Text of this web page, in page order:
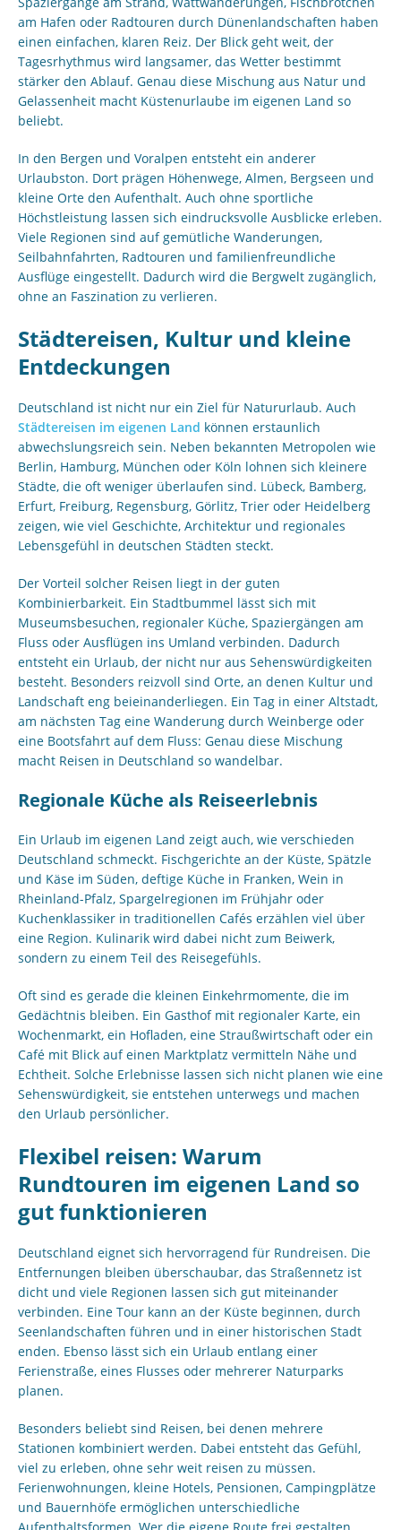
am Hafen oder Radtouren durch Dünenlandschaften haben
einen einfachen, klaren Reiz. Der Blick geht weit, der
Tagesrhythmus wird langsamer, das Wetter bestimmt
stärker den Ablauf. Genau diese Mischung aus Natur und
Gelassenheit macht Küstenurlaube im eigenen Land so
beliebt.
In den Bergen und Voralpen entsteht ein anderer
Urlaubston. Dort prägen Höhenwege, Almen, Bergseen und
kleine Orte den Aufenthalt. Auch ohne sportliche
Höchstleistung lassen sich eindrucksvolle Ausblicke erleben.
Viele Regionen sind auf gemütliche Wanderungen,
Seilbahnfahrten, Radtouren und familienfreundliche
Ausflüge eingestellt. Dadurch wird die Bergwelt zugänglich,
ohne an Faszination zu verlieren.
Städtereisen, Kultur und kleine
Entdeckungen
Deutschland ist nicht nur ein Ziel für Natururlaub. Auch
Städtereisen im eigenen Land können erstaunlich
abwechslungsreich sein. Neben bekannten Metropolen wie
Berlin, Hamburg, München oder Köln lohnen sich kleinere
Städte, die oft weniger überlaufen sind. Lübeck, Bamberg,
Erfurt, Freiburg, Regensburg, Görlitz, Trier oder Heidelberg
zeigen, wie viel Geschichte, Architektur und regionales
Lebensgefühl in deutschen Städten steckt.
Der Vorteil solcher Reisen liegt in der guten
Kombinierbarkeit. Ein Stadtbummel lässt sich mit
Museumsbesuchen, regionaler Küche, Spaziergängen am
Fluss oder Ausflügen ins Umland verbinden. Dadurch
entsteht ein Urlaub, der nicht nur aus Sehenswürdigkeiten
besteht. Besonders reizvoll sind Orte, an denen Kultur und
Landschaft eng beieinanderliegen. Ein Tag in einer Altstadt,
am nächsten Tag eine Wanderung durch Weinberge oder
eine Bootsfahrt auf dem Fluss: Genau diese Mischung
macht Reisen in Deutschland so wandelbar.
Regionale Küche als Reiseerlebnis
Ein Urlaub im eigenen Land zeigt auch, wie verschieden
Deutschland schmeckt. Fischgerichte an der Küste, Spätzle
und Käse im Süden, deftige Küche in Franken, Wein in
Rheinland-Pfalz, Spargelregionen im Frühjahr oder
Kuchenklassiker in traditionellen Cafés erzählen viel über
eine Region. Kulinarik wird dabei nicht zum Beiwerk,
sondern zu einem Teil des Reisegefühls.
Oft sind es gerade die kleinen Einkehrmomente, die im
Gedächtnis bleiben. Ein Gasthof mit regionaler Karte, ein
Wochenmarkt, ein Hofladen, eine Straußwirtschaft oder ein
Café mit Blick auf einen Marktplatz vermitteln Nähe und
Echtheit. Solche Erlebnisse lassen sich nicht planen wie eine
Sehenswürdigkeit, sie entstehen unterwegs und machen
den Urlaub persönlicher.
Flexibel reisen: Warum
Rundtouren im eigenen Land so
gut funktionieren
Deutschland eignet sich hervorragend für Rundreisen. Die
Entfernungen bleiben überschaubar, das Straßennetz ist
dicht und viele Regionen lassen sich gut miteinander
verbinden. Eine Tour kann an der Küste beginnen, durch
Seenlandschaften führen und in einer historischen Stadt
enden. Ebenso lässt sich ein Urlaub entlang einer
Ferienstraße, eines Flusses oder mehrerer Naturparks
planen.
Besonders beliebt sind Reisen, bei denen mehrere
Stationen kombiniert werden. Dabei entsteht das Gefühl,
viel zu erleben, ohne sehr weit reisen zu müssen.
Ferienwohnungen, kleine Hotels, Pensionen, Campingplätze
und Bauernhöfe ermöglichen unterschiedliche